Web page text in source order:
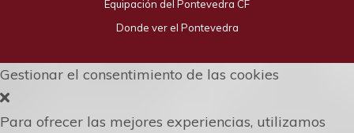
Equipación del Pontevedra CF
Donde ver el Pontevedra
Gestionar el consentimiento de las cookies
Para ofrecer las mejores experiencias, utilizamos